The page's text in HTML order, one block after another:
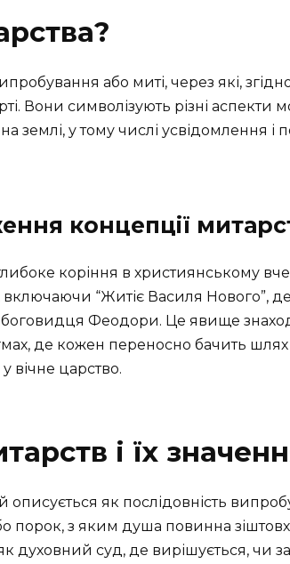
або миті, через які,
Вони символізують різні аспекти
землі, у тому числі усвідомлення і
концепції
коріння в християнському
включаючи “Житіє Василя Нового”,
боговидця Феодори. Це явище
де кожен переносно бачить
вічне царство.
і їх
описується як послідовність
порок, з яким душа повинна
духовний суд, де вирішується, чи